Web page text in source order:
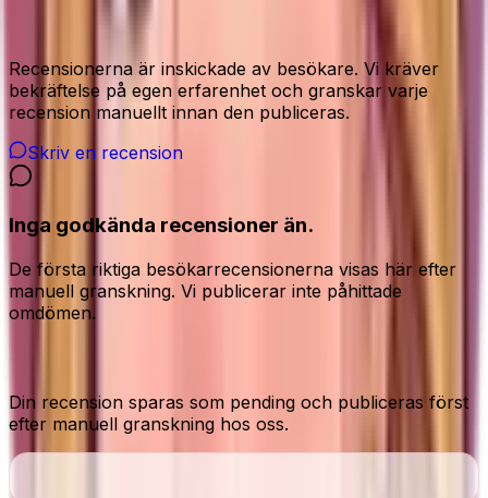
Recensioner från våra besökare
Recensionerna är inskickade av besökare. Vi kräver
bekräftelse på egen erfarenhet och granskar varje
recension manuellt innan den publiceras.
Skriv en recension
Inga godkända recensioner än.
De första riktiga besökarrecensionerna visas här efter
manuell granskning. Vi publicerar inte påhittade
omdömen.
Din recension sparas som pending och publiceras först
efter manuell granskning hos oss.